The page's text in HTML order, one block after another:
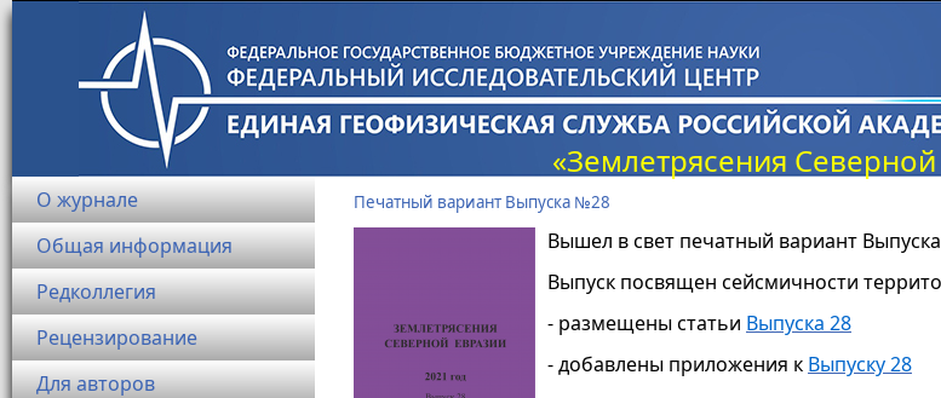
«Землетрясения
Печатный вариант Выпуска №28
Вышел в свет печатный вариант
Выпуск посвящен сейсмичности
- размещены статьи Выпуска 28
- добавлены приложения к Выпуску 28
О журнале
Общая информация
Редколлегия
Рецензирование
Для авторов